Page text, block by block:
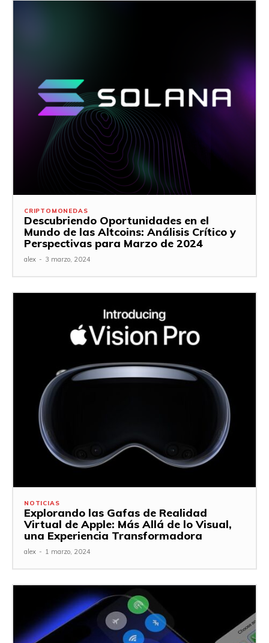
CRIPTOMONEDAS
Descubriendo Oportunidades en el
Mundo de las Altcoins: Análisis Crítico y
Perspectivas para Marzo de 2024
alex - 3 marzo, 2024
NOTICIAS
Explorando las Gafas de Realidad
Virtual de Apple: Más Allá de lo Visual,
una Experiencia Transformadora
alex - 1 marzo, 2024